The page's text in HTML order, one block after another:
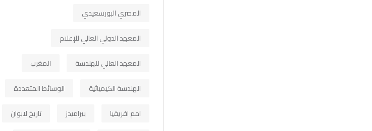
المصري البورسعيدي
المعهد الدولي العالي للإعلام
المعهد العالي للهندسة
المغرب
الهندسة الكيميائية
الوسائط المتعددة
امم افريقيا
بيراميدز
تاريخ لابوان